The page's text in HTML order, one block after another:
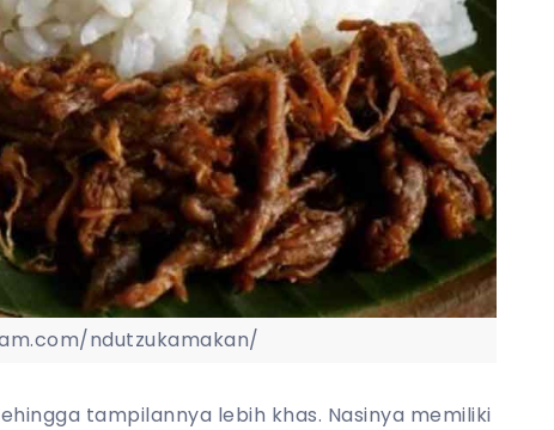
ndutzukamakan/
tampilannya lebih khas. Nasinya memiliki